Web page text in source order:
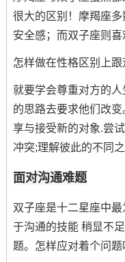
很大的区别！摩羯座
安全感；而双子座则喜
怎样做在性格区别上跟
就要学会尊重对方的
的思路去要求他们改
享与接受新的对象.尝
冲突;理解彼此的不同之
面对沟通难题
双子座是十二星座中
于沟通的技能 稍显不
题。怎样应对着个问题